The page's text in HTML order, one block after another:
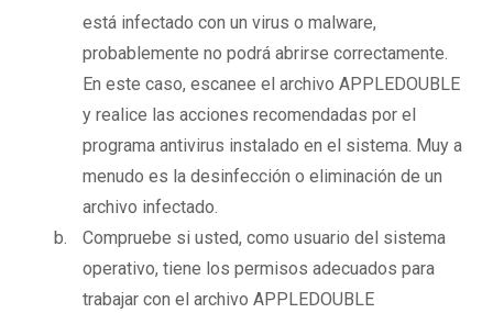
está infectado con un virus o malware,
probablemente no podrá abrirse correctamente.
En este caso, escanee el archivo APPLEDOUBLE
y realice las acciones recomendadas por el
programa antivirus instalado en el sistema. Muy a
menudo es la desinfección o eliminación de un
archivo infectado.
Compruebe si usted, como usuario del sistema
operativo, tiene los permisos adecuados para
trabajar con el archivo APPLEDOUBLE